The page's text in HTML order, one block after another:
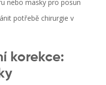
nebo masky pro posun
potřebě chirurgie v
korekce: